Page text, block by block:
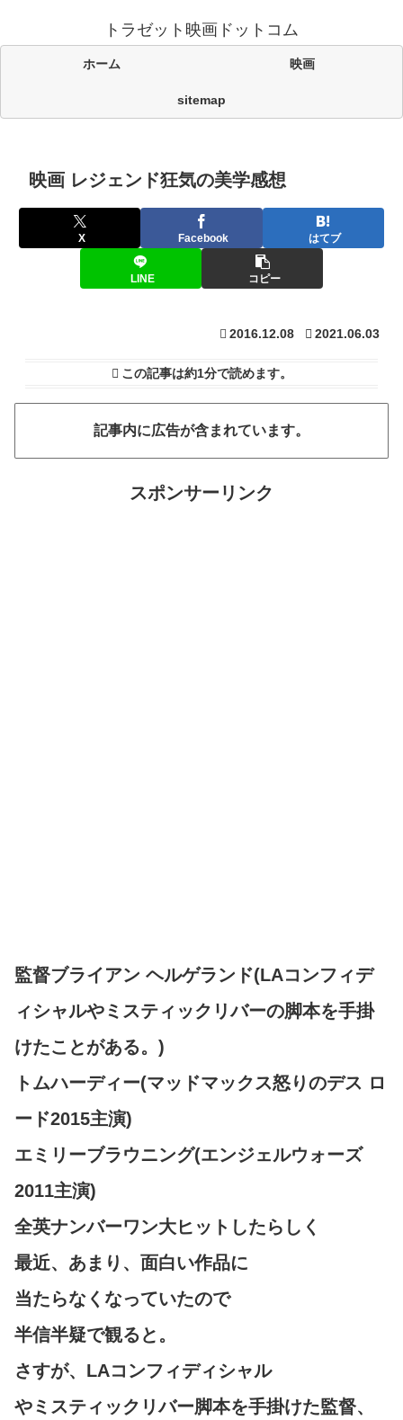
トラゼット映画ドットコム
ホーム 映画
sitemap
映画 レジェンド狂気の美学感想
X Facebook はてブ
LINE コピー
2016.12.08 2021.06.03
この記事は約1分で読めます。
記事内に広告が含まれています。
スポンサーリンク
監督ブライアン ヘルゲランド(LAコンフィデ
ィシャルやミスティックリバーの脚本を手掛
けたことがある。)
トムハーディー(マッドマックス怒りのデス ロ
ード2015主演)
エミリーブラウニング(エンジェルウォーズ
2011主演)
全英ナンバーワン大ヒットしたらしく
最近、あまり、面白い作品に
当たらなくなっていたので
半信半疑で観ると。
さすが、LAコンフィディシャル
やミスティックリバー脚本を手掛けた監督、